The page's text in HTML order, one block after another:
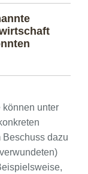
können unter
Beschuss dazu